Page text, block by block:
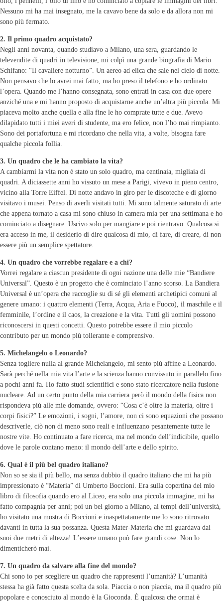
Nessuno mi ha mai insegnato, me la cavavo bene da solo e da allora non mi
sono più fermato.
2. Il primo quadro acquistato?
Negli anni novanta, quando studiavo a Milano, una sera, guardando le
televendite di quadri in televisione, mi colpì una grande biografia di Mario
Schifano: “Il cavaliere notturno”. Un aereo ad elica che sale nel cielo di notte.
Non pensavo che lo avrei mai fatto, ma ho preso il telefono e ho ordinato
l’opera. Quando me l’hanno consegnata, sono entrati in casa con due opere
anziché una e mi hanno proposto di acquistarne anche un’altra più piccola. Mi
piaceva molto anche quella e alla fine le ho comprate tutte e due. Avevo
dilapidato tutti i miei averi di studente, ma ero felice, non l’ho mai rimpianto.
Sono dei portafortuna e mi ricordano che nella vita, a volte, bisogna fare
qualche piccola follia.
3. Un quadro che le ha cambiato la vita?
A cambiarmi la vita non è stato un solo quadro, ma centinaia, migliaia di
quadri. A diciassette anni ho vissuto un mese a Parigi, vivevo in pieno centro,
vicino alla Torre Eiffel. Di notte andavo in giro per le discoteche e di giorno
visitavo i musei. Penso di averli visitati tutti. Mi sono talmente saturato di arte
che appena tornato a casa mi sono chiuso in camera mia per una settimana e ho
cominciato a disegnare. Uscivo solo per mangiare e poi rientravo. Qualcosa si
era acceso in me, il desiderio di dire qualcosa di mio, di fare, di creare, di non
essere più un semplice spettatore.
4. Un quadro che vorrebbe regalare e a chi?
Vorrei regalare a ciascun presidente di ogni nazione una delle mie “Bandiere
Universal”. Questo è un progetto che è cominciato l’anno scorso. La Bandiera
Universal è un’opera che raccoglie su di sé gli elementi archetipici comuni al
genere umano: i quattro elementi (Terra, Acqua, Aria e Fuoco), il maschile e il
femminile, l’ordine e il caos, la creazione e la vita. Tutti gli uomini possono
riconoscersi in questi concetti. Questo potrebbe essere il mio piccolo
contributo per un mondo più tollerante e comprensivo.
5. Michelangelo o Leonardo?
Senza togliere nulla al grande Michelangelo, mi sento più affine a Leonardo.
Sarà perché nella mia vita l’arte e la scienza hanno convissuto in parallelo fino
a pochi anni fa. Ho fatto studi scientifici e sono stato ricercatore nella fusione
nucleare. Ad un certo punto della mia carriera però il mondo della fisica non
rispondeva più alle mie domande, ovvero: “Cosa c’è oltre la materia, oltre i
corpi fisici?” Le emozioni, i sogni, l’amore, non ci sono equazioni che possano
descriverle, ciò non di meno sono reali e influenzano pesantemente tutte le
nostre vite. Ho continuato a fare ricerca, ma nel mondo dell’indicibile, quello
dove le parole contano meno: il mondo dell’arte e dello spirito.
6. Qual è il più bel quadro italiano?
Non so se sia il più bello, ma senza dubbio il quadro italiano che mi ha più
impressionato è “Materia” di Umberto Boccioni. Era sulla copertina del mio
libro di filosofia quando ero al Liceo, era solo una piccola immagine, mi ha
fatto compagnia per anni; poi un bel giorno a Milano, ai tempi dell’università,
ho visitato una mostra di Boccioni e inaspettatamente me lo sono ritrovato
davanti in tutta la sua possanza. Questa Mater-Materia che mi guardava dai
suoi due metri di altezza! L’essere umano può fare grandi cose. Non lo
dimenticherò mai.
7. Un quadro da salvare alla fine del mondo?
Chi sono io per scegliere un quadro che rappresenti l’umanità? L’umanità
stessa ha già fatto questa scelta da sola. Piaccia o non piaccia, ma il quadro più
popolare e conosciuto al mondo è la Gioconda. È qualcosa che ormai è